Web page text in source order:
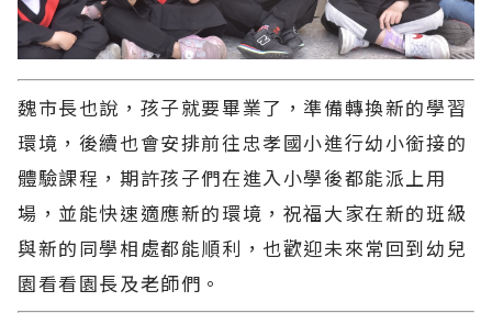
魏市長也說，孩子就要畢業了，準備轉換新的學習
環境，後續也會安排前往忠孝國小進行幼小銜接的
體驗課程，期許孩子們在進入小學後都能派上用
場，並能快速適應新的環境，祝福大家在新的班級
與新的同學相處都能順利，也歡迎未來常回到幼兒
園看看園長及老師們。